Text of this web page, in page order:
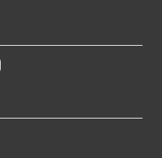
Instagram